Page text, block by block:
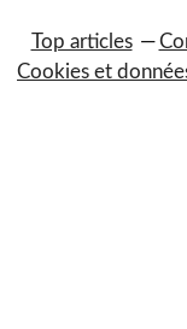
Top articles
Cookies et